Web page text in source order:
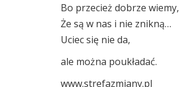
Bo przecież dobrze wiemy,
Że są w nas i nie znikną…
Uciec się nie da,
ale można poukładać.
www.strefazmiany.pl